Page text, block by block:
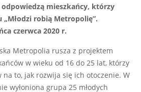
mieszkańcy, którzy
„Młodzi robią Metropolię”.
czerwca 2020 r.
Metropolia rusza z projektem
w wieku od 16 do 25 lat, którzy
na to, jak rozwija się ich otoczenie. W
wyłoniona grupa 25 młodych